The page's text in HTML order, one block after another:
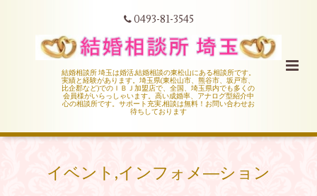
0493-81-3545
結婚相談所 埼玉は婚活,結婚相談の東松山にある相談所です。
実績と経験があります。埼玉県(東松山市、熊谷市、坂戸市、
比企郡など)でのＩＢＪ加盟店で、全国、埼玉県内でも多くの
会員様がいらっしゃいます。高い成婚率、アナログ型紹介中
心の相談所です。サポート充実,相談は無料！お問い合わせお
待ちしております
イベント,インフォメ―ション